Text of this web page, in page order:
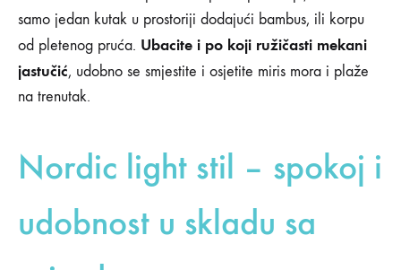
samo jedan kutak u prostoriji dodajući bambus, ili korpu
od pletenog pruća. Ubacite i po koji ružičasti mekani
jastučić, udobno se smjestite i osjetite miris mora i plaže
na trenutak.
Nordic light stil – spokoj i
udobnost u skladu sa